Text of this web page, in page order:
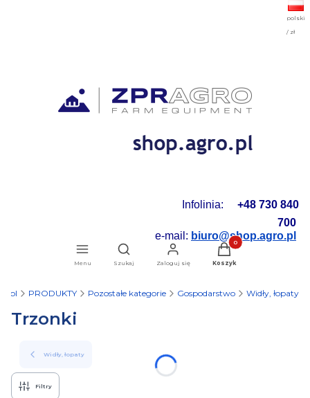
polski
/ zł
Infolinia: +48 730 840
700
e-mail: biuro@shop.agro.pl
Menu
Otwórz wyszukiwarkę
Szukaj Zaloguj się
Produkty w koszyku: 0.
Koszyk
PRODUKTY Pozostałe kategorie Gospodarstwo Widły, łopaty
Trzonki
Widły, łopaty
Filtry